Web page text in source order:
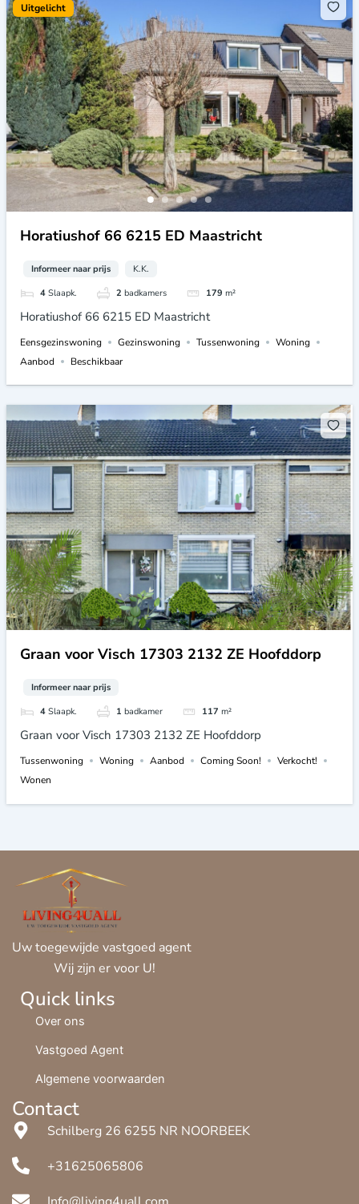
Uitgelicht
Horatiushof 66 6215 ED Maastricht
Informeer naar prijs K.K.
4 Slaapk. 2 badkamers 179 m²
Horatiushof 66 6215 ED Maastricht
Eensgezinswoning Gezinswoning Tussenwoning
Woning
Aanbod
Beschikbaar
Graan voor Visch 17303 2132 ZE Hoofddorp
Informeer naar prijs
4 Slaapk. 1 badkamer 117 m²
Graan voor Visch 17303 2132 ZE Hoofddorp
Tussenwoning Woning Aanbod Coming Soon!
Verkocht!
Wonen
Uw toegewijde vastgoed agent
Wij zijn er voor U!
Quick links
Over ons
Vastgoed Agent
Algemene voorwaarden
Contact
Schilberg 26 6255 NR NOORBEEK
+31625065806